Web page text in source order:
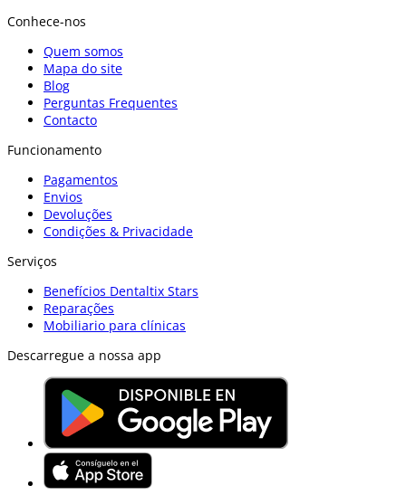
Conhece-nos
Quem somos
Mapa do site
Blog
Perguntas Frequentes
Contacto
Funcionamento
Pagamentos
Envios
Devoluções
Condições & Privacidade
Serviços
Benefícios Dentaltix Stars
Reparações
Mobiliario para clínicas
Descarregue a nossa app